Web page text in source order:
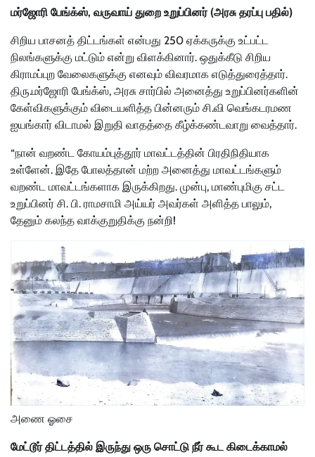
மர்ஜோரி பேங்க்ஸ், வருவாய் துறை உறுப்பினர் (அரசு தரப்பு பதில்)
சிறிய பாசனத் திட்டங்கள் என்பது 250 ஏக்கருக்கு உட்பட்ட
நிலங்களுக்கு மட்டும் என்று விளக்கினார். ஒதுக்கீடு சிறிய
கிராமப்புற வேலைகளுக்கு எனவும் விவரமாக எடுத்துரைத்தார்.
திரு.மர்ஜோரி பேங்க்ஸ், அரசு சார்பில் அனைத்து உறுப்பினர்களின்
கேள்விகளுக்கும் விடையளித்த பின்னரும் சி.வி வெங்கடரமண
ஐயங்கார் விடாமல் இறுதி வாதத்தை கீழ்க்கண்டவாறு வைத்தார்.
“நான் வறண்ட கோயம்புத்தூர் மாவட்டத்தின் பிரதிநிதியாக
உள்ளேன். இதே போலத்தான் மற்ற அனைத்து மாவட்டங்களும்
வறண்ட மாவட்டங்களாக இருக்கிறது. முன்பு, மாண்புமிகு சட்ட
உறுப்பினர் சி. பி. ராமசாமி அய்யர் அவர்கள் அளித்த பாலும்,
தேனும் கலந்த வாக்குறுதிக்கு நன்றி!
அணை ஓசை
மேட்டூர் திட்டத்தில் இருந்து ஒரு சொட்டு நீர் கூட கிடைக்காமல்